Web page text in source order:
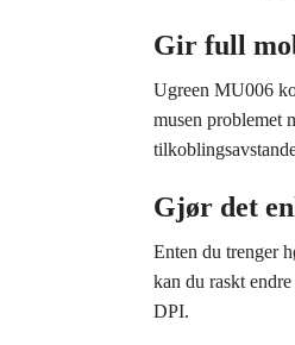
Gir full
Ugreen MU006
musen problemet
Gjør det
Enten du trenger
kan du raskt
DPI.